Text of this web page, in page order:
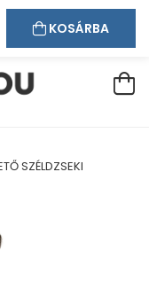
Regisztráció
SZÉLDZSEKI
KOSÁRBA